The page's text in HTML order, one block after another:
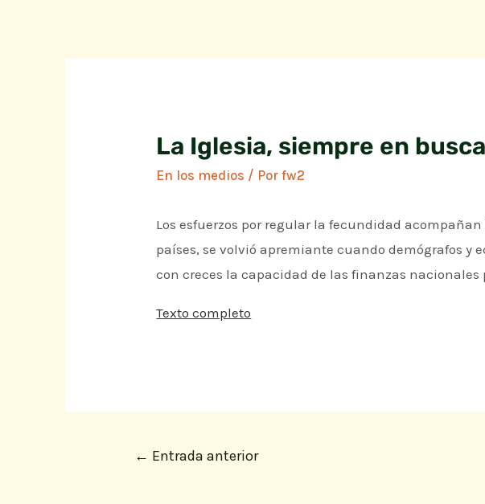
La Iglesia, siempre en
En los medios / Porfw2
Los esfuerzos por regular la fecundidad
países, se volvió apremiante cuando demógrafos y
con creces la capacidad de las finanzas nacionales
Texto completo
← Entrada anterior